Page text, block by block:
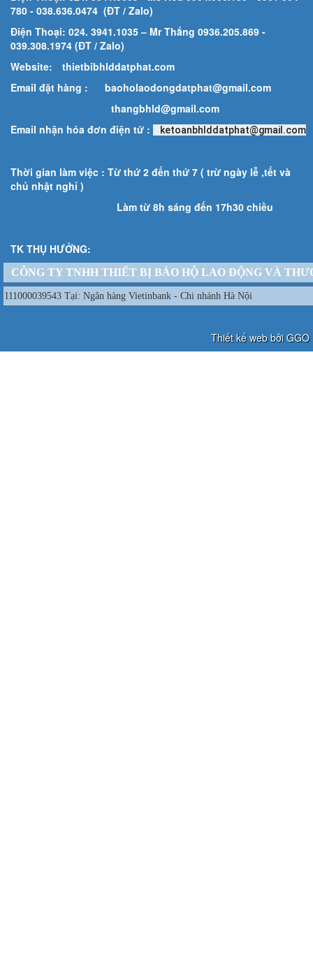
780 - 038.636.0474 (ĐT / Zalo)
Điện Thoại: 024. 3941.1035 – Mr Thắng 0936.205.869 -
039.308.1974 (ĐT / Zalo)
Website:
thietbibhlddatphat.com
Email đặt hàng : baoholaodongdatphat@gmail.com
thangbhld@gmail.com
Email nhận hóa đơn điện tử :
ketoanbhlddatphat@gmail.com
Thời gian làm việc : Từ thứ 2 đến thứ 7 ( trừ ngày lễ ,tết và
chủ nhật nghỉ )
Làm từ 8h sáng đến 17h30 chiều
TK THỤ HƯỞNG:
CÔNG TY TNHH THIẾT BỊ BẢO HỘ LAO ĐỘNG VÀ
111000039543 Tại: Ngân hàng Vietinbank - Chi nhánh Hà Nội
Thiết kế web bởi GGO